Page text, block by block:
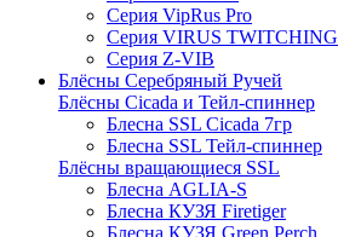
Серия VipRus Pro
Серия VIRUS TWITCHING
Серия Z-VIB
Блёсны Серебряный Ручей
Блёсны Cicada и Тейл-спиннер
Блесна SSL Cicada 7гр
Блесна SSL Тейл-спиннер
Блёсны вращающиеся SSL
Блесна AGLIA-S
Блесна КУЗЯ Firetiger
Блесна КУЗЯ Green Perch